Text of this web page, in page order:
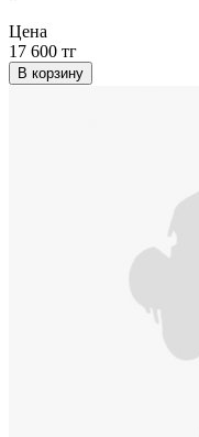
Цена
17 600 тг
В корзину